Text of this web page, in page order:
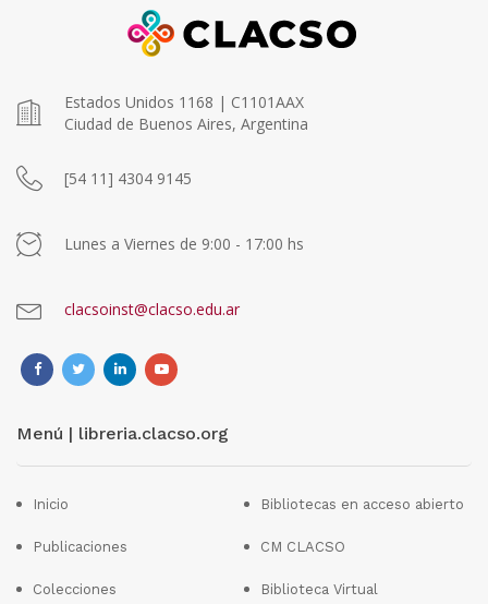
Estados Unidos 1168 | C1101AAX
Ciudad de Buenos Aires, Argentina
[54 11] 4304 9145
Lunes a Viernes de 9:00 - 17:00 hs
clacsoinst@clacso.edu.ar
Menú | libreria.clacso.org
Inicio
Publicaciones
Colecciones
Bibliotecas en acceso abierto
CM CLACSO
Biblioteca Virtual